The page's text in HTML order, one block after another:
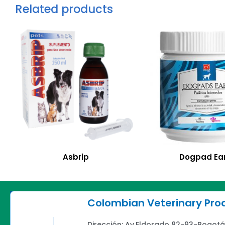
Related products
Asbrip Dogpad
Colombian Veterinary